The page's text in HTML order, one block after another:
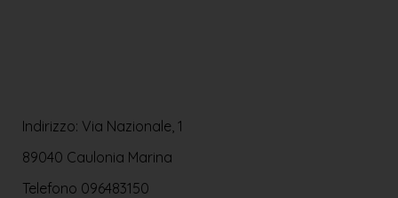
Indirizzo: Via Nazionale, 1
89040 Caulonia Marina
Telefono 096483150